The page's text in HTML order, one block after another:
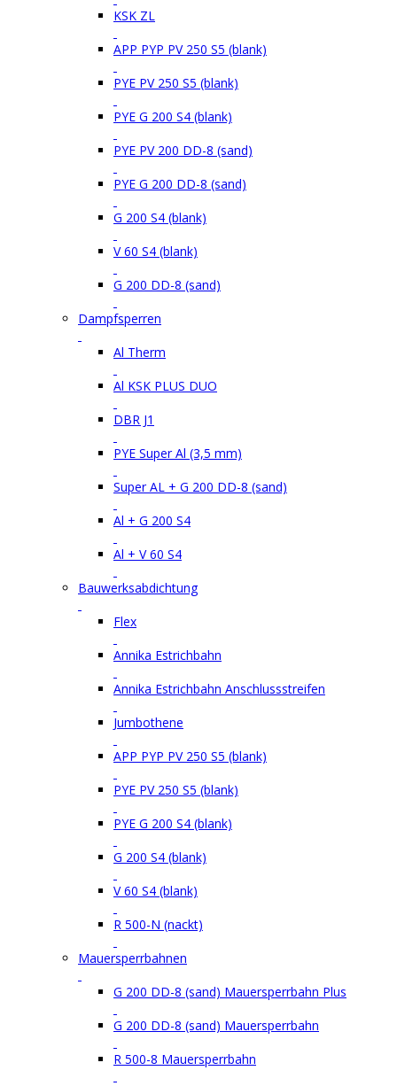
KSK ZL
APP PYP PV 250 S5 (blank)
PYE PV 250 S5 (blank)
PYE G 200 S4 (blank)
PYE PV 200 DD-8 (sand)
PYE G 200 DD-8 (sand)
G 200 S4 (blank)
V 60 S4 (blank)
G 200 DD-8 (sand)
Dampfsperren
Al Therm
Al KSK PLUS DUO
DBR J1
PYE Super Al (3,5 mm)
Super AL + G 200 DD-8 (sand)
Al + G 200 S4
Al + V 60 S4
Bauwerksabdichtung
Flex
Annika Estrichbahn
Annika Estrichbahn Anschlussstreifen
Jumbothene
APP PYP PV 250 S5 (blank)
PYE PV 250 S5 (blank)
PYE G 200 S4 (blank)
G 200 S4 (blank)
V 60 S4 (blank)
R 500-N (nackt)
Mauersperrbahnen
G 200 DD-8 (sand) Mauersperrbahn Plus
G 200 DD-8 (sand) Mauersperrbahn
R 500-8 Mauersperrbahn